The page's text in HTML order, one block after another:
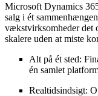
Microsoft Dynamics
salg i ét
vækstvirksomheder det
skalere uden at miste
Alt på ét sted:
én samlet
Realtidsindsigt: